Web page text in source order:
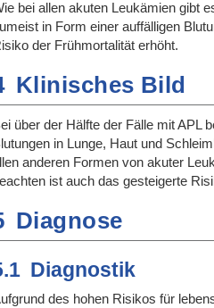
bei allen akuten Leukämien gibt
in Form einer auffälligen
der Frühmortalität erhöht.
Klinisches Bild
über der Hälfte der Fälle mit APL
in Lunge, Haut und
anderen Formen von akuter
ist auch das gesteigerte
Diagnose
Diagnostik
des hohen Risikos für